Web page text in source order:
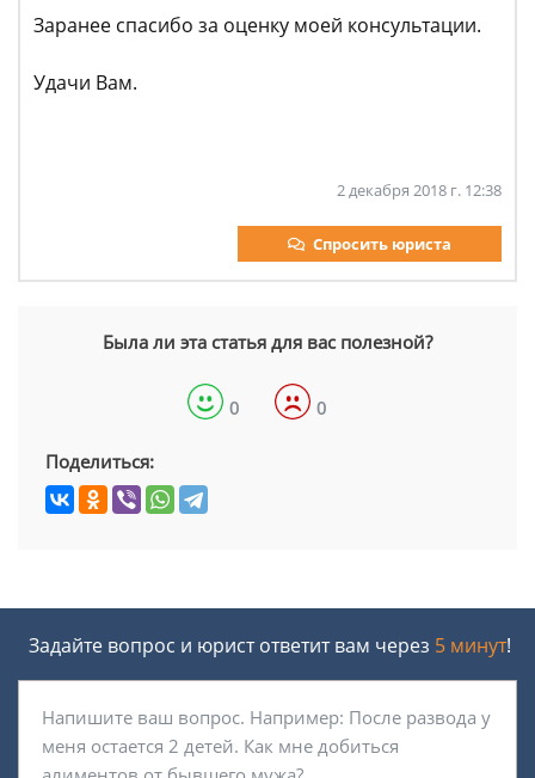
Заранее спасибо за оценку моей консультации.
Удачи Вам.
2 декабря 2018 г. 12:38
Спросить юриста
Была ли эта статья для вас полезной?
0 0
Поделиться:
Задайте вопрос и юрист ответит вам через 5 минут!